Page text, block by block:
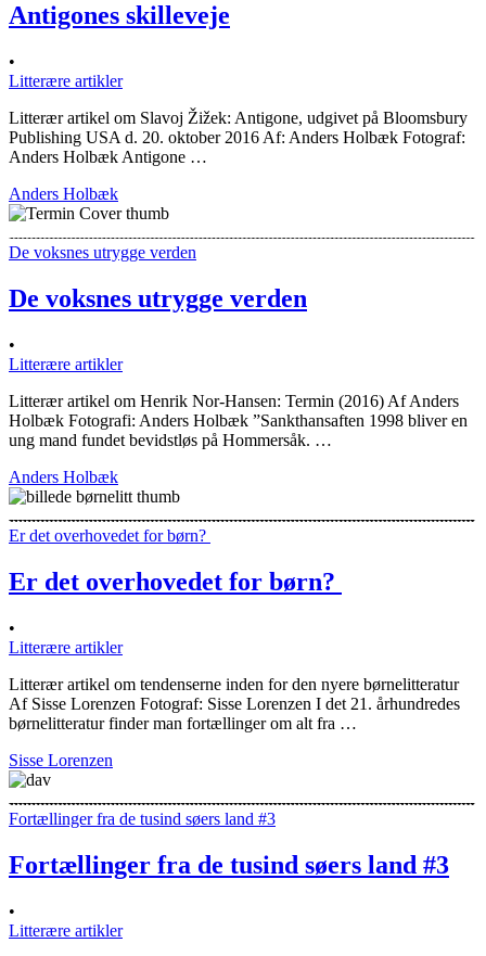
Antigones skilleveje
•
Litterære artikler
Litterær artikel om Slavoj Žižek: Antigone, udgivet på Bloomsbury
Publishing USA d. 20. oktober 2016 Af: Anders Holbæk Fotograf:
Anders Holbæk Antigone …
Anders Holbæk
De voksnes utrygge verden
De voksnes utrygge verden
•
Litterære artikler
Litterær artikel om Henrik Nor-Hansen: Termin (2016) Af Anders
Holbæk Fotografi: Anders Holbæk ”Sankthansaften 1998 bliver en
ung mand fundet bevidstløs på Hommersåk. …
Anders Holbæk
Er det overhovedet for børn?
Er det overhovedet for børn?
•
Litterære artikler
Litterær artikel om tendenserne inden for den nyere børnelitteratur
Af Sisse Lorenzen Fotograf: Sisse Lorenzen I det 21. århundredes
børnelitteratur finder man fortællinger om alt fra …
Sisse Lorenzen
Fortællinger fra de tusind søers land #3
Fortællinger fra de tusind søers land #3
•
Litterære artikler